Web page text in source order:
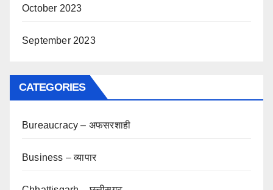
October 2023
September 2023
CATEGORIES
Bureaucracy – अफसरशाही
Business – व्यापार